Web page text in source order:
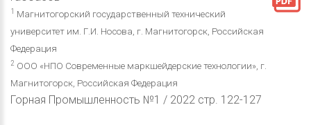
1
Магнитогорский государственный технический
университет им. Г.И. Носова, г. Магнитогорск, Российская
Федерация
2 ООО «НПО Современные маркшейдерские технологии», г.
Магнитогорск, Российская Федерация
Горная Промышленность №1 / 2022 стр. 122-127